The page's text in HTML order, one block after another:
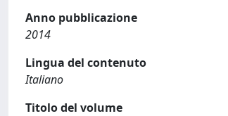
Anno pubblicazione
2014
Lingua del contenuto
Italiano
Titolo del volume